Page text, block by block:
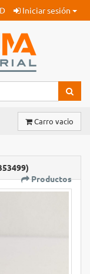
Iniciar sesión
Carro vacio
Productos